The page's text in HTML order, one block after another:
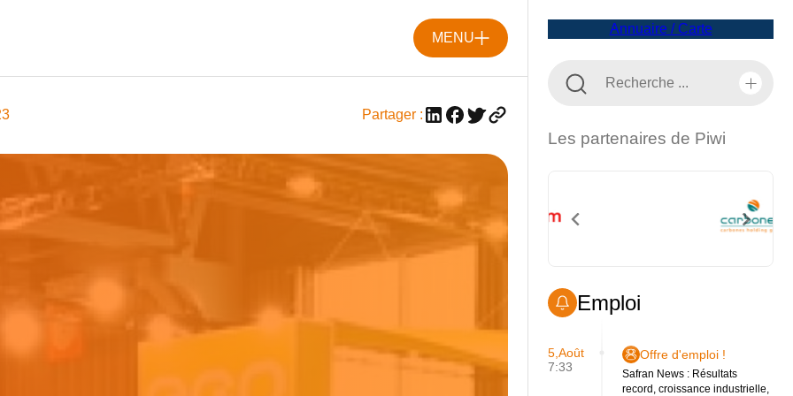
MENU
Partager :
Annuaire / Carte
Les partenaires de Piwi
Emploi
5,Août
7:33
Offre d'emploi !
Safran News : Résultats
record, croissance industrielle,